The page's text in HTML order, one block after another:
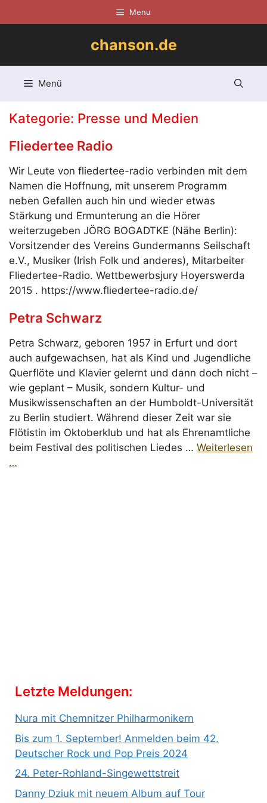
Inhalt
Menu
chanson.de
Menü
Kategorie: Presse und Medien
Fliedertee Radio
Wir Leute von fliedertee-radio verbinden mit dem
Namen die Hoffnung, mit unserem Programm
neben Gefallen auch hin und wieder etwas
Stärkung und Ermunterung an die Hörer
weiterzugeben JÖRG BOGADTKE (Nähe Berlin):
Vorsitzender des Vereins Gundermanns Seilschaft
e.V., Musiker (Irish Folk und anderes), Mitarbeiter
Fliedertee-Radio. Wettbewerbsjury Hoyerswerda
2015 . https://www.fliedertee-radio.de/
Petra Schwarz
Petra Schwarz, geboren 1957 in Erfurt und dort
auch aufgewachsen, hat als Kind und Jugendliche
Querflöte und Klavier gelernt und dann doch nicht –
wie geplant – Musik, sondern Kultur- und
Musikwissenschaften an der Humboldt-Universität
zu Berlin studiert. Während dieser Zeit war sie
Flötistin im Oktoberklub und hat als Ehrenamtliche
beim Festival des politischen Liedes … Weiterlesen
…
Letzte Meldungen:
Nura mit Chemnitzer Philharmonikern
Bis zum 1. September! Anmelden beim 42.
Deutscher Rock und Pop Preis 2024
24. Peter-Rohland-Singewettstreit
Danny Dziuk mit neuem Album auf Tour